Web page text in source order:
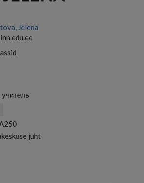
учитель
juht